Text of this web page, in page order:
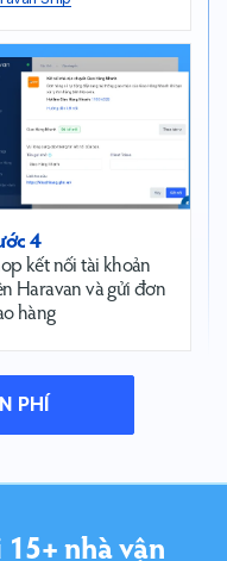
4
kết nối tài khoản
Haravan và gửi đơn
hàng
PHÍ
nhà vận